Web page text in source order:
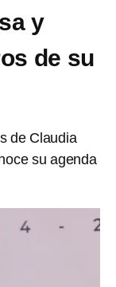
y
de su
de Claudia
su agenda